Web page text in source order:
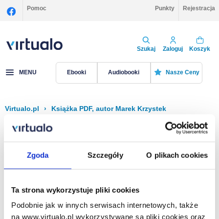
Zgoda Szczegóły O plikach cookies
Ta strona wykorzystuje pliki cookies
Podobnie jak w innych serwisach internetowych, także
na www.virtualo.pl wykorzystywane są pliki cookies oraz
Pomoc Punkty Rejestracja
Szukaj Zaloguj Koszyk
MENU Ebooki Audiobooki Nasze Ceny
Virtualo.pl › Książka PDF, autor Marek Krzystek
Filtruj Sortuj
Na stronie